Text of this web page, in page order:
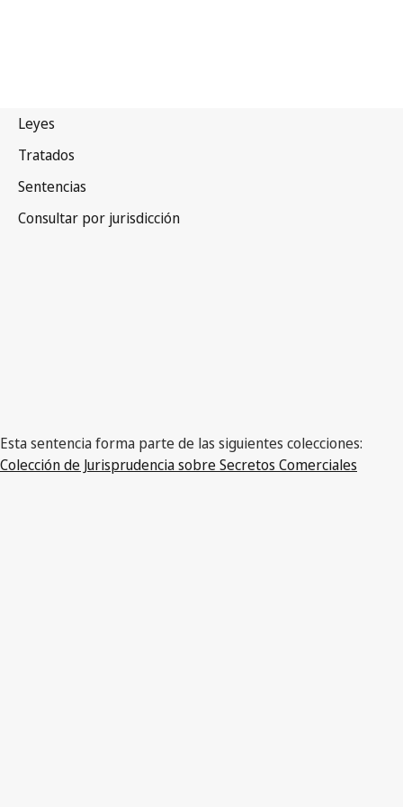
Esta sentencia forma parte de las siguientes colecciones:
Colección de Jurisprudencia sobre Secretos Comerciales